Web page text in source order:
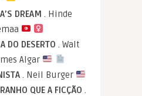
DREAM . Hinde
DO DESERTO . Walt
Algar
. Neil Burger
QUE A FICÇÃO .